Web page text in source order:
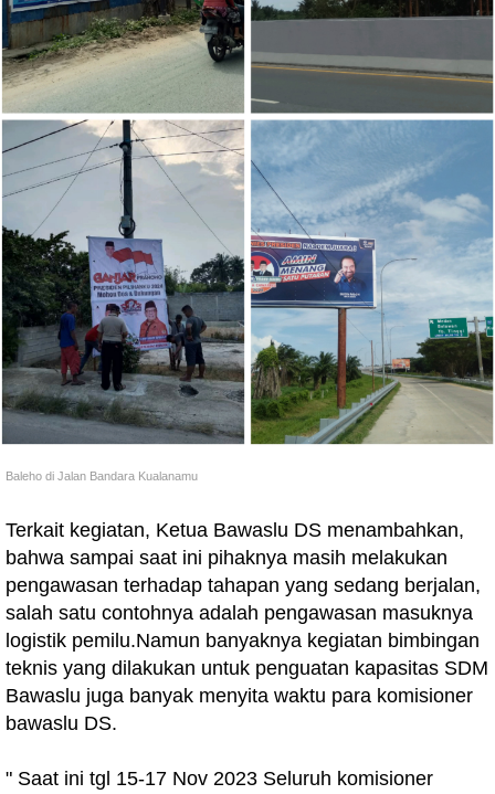
Baleho di Jalan Bandara Kualanamu
Terkait kegiatan, Ketua Bawaslu DS menambahkan,
bahwa sampai saat ini pihaknya masih melakukan
pengawasan terhadap tahapan yang sedang berjalan,
salah satu contohnya adalah pengawasan masuknya
logistik pemilu.Namun banyaknya kegiatan bimbingan
teknis yang dilakukan untuk penguatan kapasitas SDM
Bawaslu juga banyak menyita waktu para komisioner
bawaslu DS.
" Saat ini tgl 15-17 Nov 2023 Seluruh komisioner